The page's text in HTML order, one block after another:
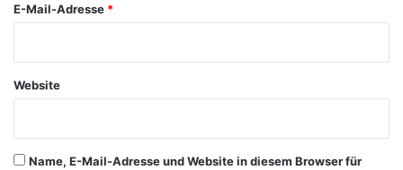
E-Mail-Adresse *
Website
Name, E-Mail-Adresse und Website in diesem Browser für